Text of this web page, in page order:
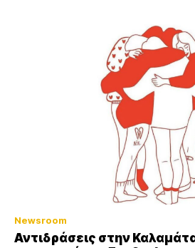
Newsroom
Αντιδράσεις στην